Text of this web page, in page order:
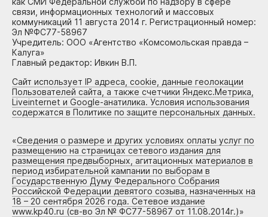
связи, информационных технологий и массовых
коммуникаций 11 августа 2014 г. Регистрационный номер:
Эл №ФС77-58967
Учредитель: ООО «Агентство «Комсомольская правда –
Калуга»
Главный редактор: Ивкин В.П.
Сайт использует IP адреса, cookie, данные геолокации
Пользователей сайта, а также счетчики Яндекс.Метрика,
Liveinternet и Google-анатилика. Условия использования
содержатся в Политике по защите персональных данных.
«Сведения о размере и других условиях оплаты услуг по
размещению на страницах сетевого издания для
размещения предвыборных, агитационных материалов в
период избирательной кампании по выборам в
Государственную Думу Федерального Собрания
Российской Федерации девятого созыва, назначенных на
18 – 20 сентября 2026 года. Сетевое издание
www.kp40.ru (св-во Эл № ФС77-58967 от 11.08.2014г.)»